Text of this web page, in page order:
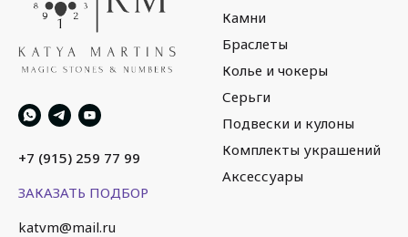
+7 (915) 259 77 99
ЗАКАЗАТЬ ПОДБОР
katvm@mail.ru
Камни
Браслеты
Колье и чокеры
Серьги
Подвески и кулоны
Комплекты украшений
Аксессуары